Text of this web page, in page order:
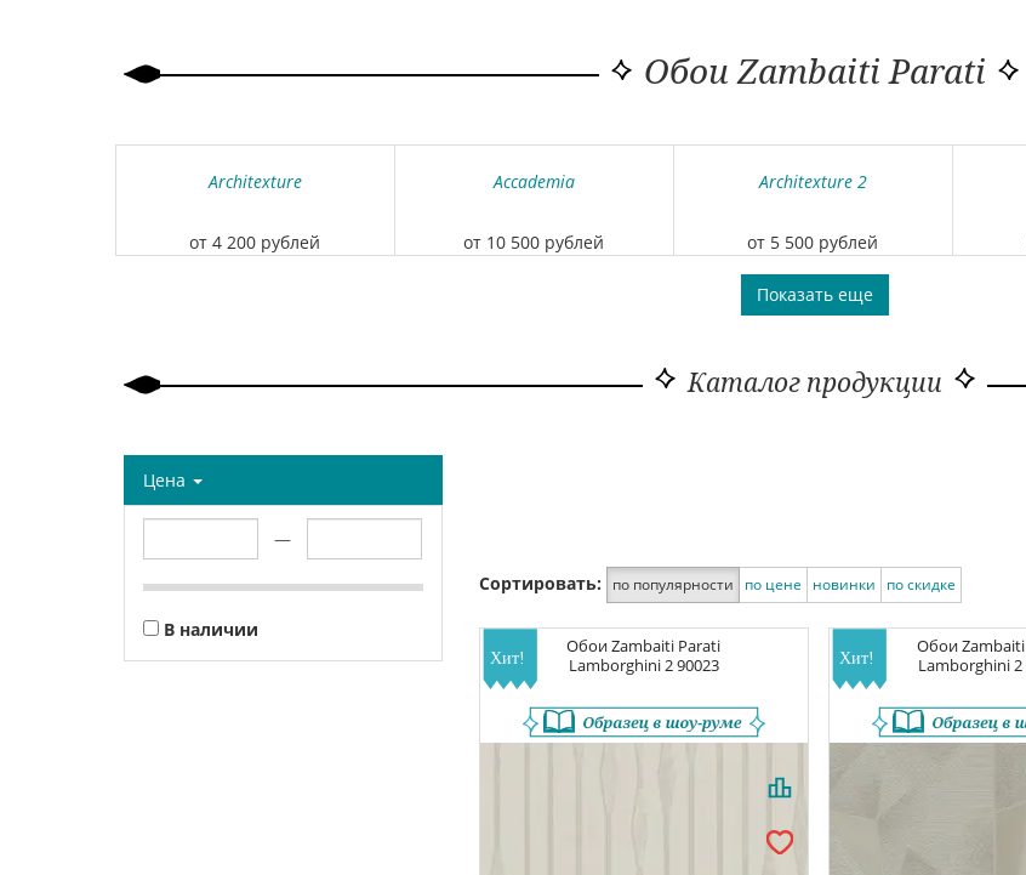
Обои Zambaiti Parati
Architexture
от 4 200 рублей
Acсademia
от 10 500 рублей
Architexture 2
от 5 500 рублей
Показать еще
Каталог продукции
Цена
—
В наличии
Сортировать: по популярности по цене новинки по скидке
ОбоиZambaiti Parati
Lamborghini 290023
Обои
Lamborghini 2